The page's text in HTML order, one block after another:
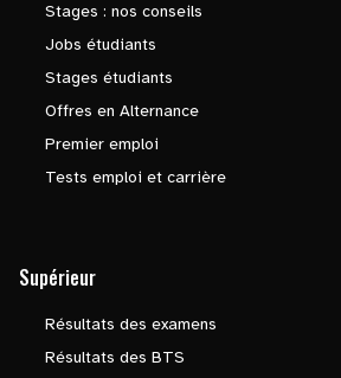
Stages : nos conseils
Jobs étudiants
Stages étudiants
Offres en Alternance
Premier emploi
Tests emploi et carrière
Supérieur
Résultats des examens
Résultats des BTS